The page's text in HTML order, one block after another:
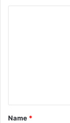
Name *